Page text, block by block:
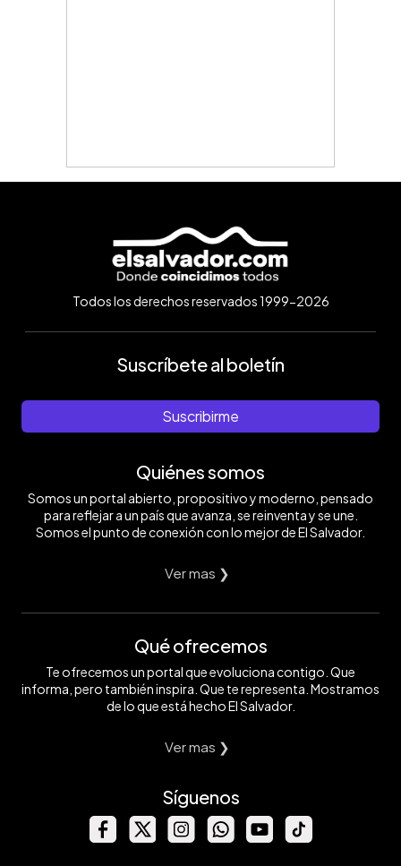
Todos los derechos reservados 1999-2026
Suscríbete al boletín
Suscribirme
Quiénes somos
Somos un portal abierto, propositivo y moderno, pensado
para reflejar a un país que avanza, se reinventa y se une.
Somos el punto de conexión con lo mejor de El Salvador.
Ver mas ❯
Qué ofrecemos
Te ofrecemos un portal que evoluciona contigo. Que
informa, pero también inspira. Que te representa. Mostramos
de lo que está hecho El Salvador.
Ver mas ❯
Síguenos